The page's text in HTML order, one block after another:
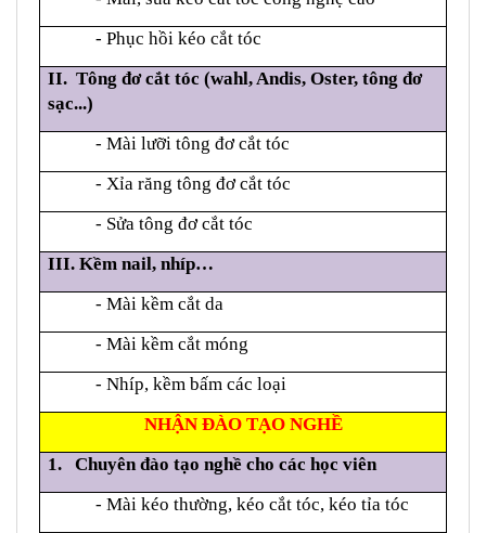
- Phục hồi kéo cắt tóc
II. Tông đơ cắt tóc (wahl, Andis, Oster, tông đơ
sạc...)
- Mài lưỡi tông đơ cắt tóc
- Xỉa răng tông đơ cắt tóc
- Sửa tông đơ cắt tóc
III. Kềm nail, nhíp…
- Mài kềm cắt da
- Mài kềm cắt móng
- Nhíp, kềm bấm các loại
NHẬN ĐÀO TẠO NGHỀ
1.Chuyên đào tạo nghề cho các học viên
- Mài kéo thường, kéo cắt tóc, kéo tỉa tóc